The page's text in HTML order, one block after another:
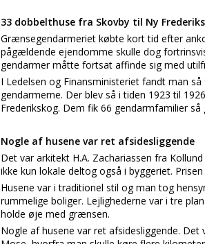
33 dobbelthuse fra Skovby til Ny
Grænsegendarmeriet købte kort tid efter
pågældende ejendomme skulle dog
gendarmer måtte fortsat affinde sig med
I Ledelsen og Finansministeriet fandt man
gendarmerne. Der blev så i tiden 1923 til
Frederikskog. Dem fik 66 gendarmfamilier
Nogle af husene var ret afsidesliggende
Det var arkitekt H.A. Zachariassen fra
ikke kun lokale deltog også i byggeriet.
Husene var i traditionel stil og man tog
rummelige boliger. Lejlighederne var i tre
holde øje med grænsen.
Nogle af husene var ret afsidesliggende.